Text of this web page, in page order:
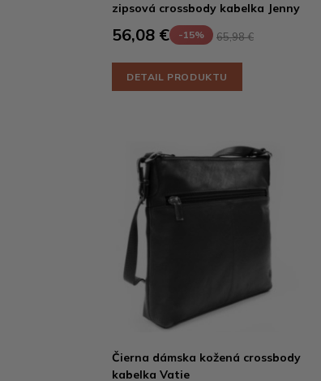
zipsová crossbody kabelka Jenny
56,08 € -15% 65,98 €
DETAIL PRODUKTU
Čierna dámska kožená crossbody
kabelka Vatie